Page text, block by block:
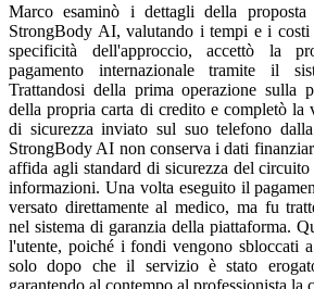
Marco esaminò i dettagli della
StrongBody AI, valutando i tempi e i
specificità dell'approccio, accettò la
pagamento internazionale tramite il
Trattandosi della prima operazione sulla
della propria carta di credito e completò la
di sicurezza inviato sul suo telefono
StrongBody AI non conserva i dati
affida agli standard di sicurezza del
informazioni. Una volta eseguito il
versato direttamente al medico, ma fu
nel sistema di garanzia della piattaforma.
l'utente, poiché i fondi vengono sbloccati
solo dopo che il servizio è stato
garantendo al contempo al professionista la